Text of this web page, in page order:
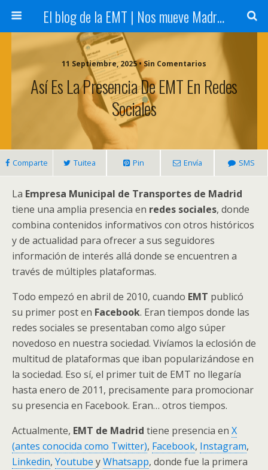
El blog de la EMT | Nos mueve Madrid
11 Septiembre, 2025 • Sin Comentarios
Así Es La Presencia De EMT En Redes
Sociales
Comparte Tuitea Pin Envía SMS
La Empresa Municipal de Transportes de Madrid
tiene una amplia presencia en redes sociales, donde
combina contenidos informativos con otros históricos
y de actualidad para ofrecer a sus seguidores
información de interés allá donde se encuentren a
través de múltiples plataformas.
Todo empezó en abril de 2010, cuando EMT publicó
su primer post en Facebook. Eran tiempos donde las
redes sociales se presentaban como algo súper
novedoso en nuestra sociedad. Vivíamos la eclosión de
multitud de plataformas que iban popularizándose en
la sociedad. Eso sí, el primer tuit de EMT no llegaría
hasta enero de 2011, precisamente para promocionar
su presencia en Facebook. Eran… otros tiempos.
Actualmente, EMT de Madrid tiene presencia en X
(antes conocida como Twitter), Facebook, Instagram,
Linkedin, Youtube yWhatsapp, donde fue la primera